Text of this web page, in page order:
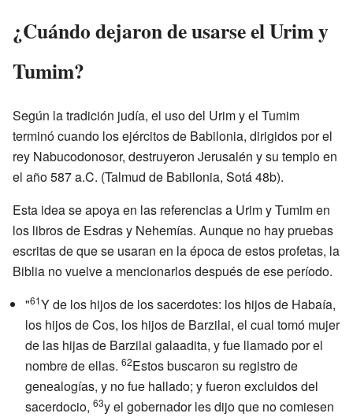
¿Cuándo dejaron de usarse el Urim y
Tumim?
Según la tradición judía, el uso del Urim y el Tumim
terminó cuando los ejércitos de Babilonia, dirigidos por el
rey Nabucodonosor, destruyeron Jerusalén y su templo en
el año 587 a.C. (Talmud de Babilonia, Sotá 48b).
Esta idea se apoya en las referencias a Urim y Tumim en
los libros de Esdras y Nehemías. Aunque no hay pruebas
escritas de que se usaran en la época de estos profetas, la
Biblia no vuelve a mencionarlos después de ese período.
"61Y de los hijos de los sacerdotes: los hijos de Habaía,
los hijos de Cos, los hijos de Barzilai, el cual tomó mujer
de las hijas de Barzilai galaadita, y fue llamado por el
nombre de ellas. 62Estos buscaron su registro de
genealogías, y no fue hallado; y fueron excluidos del
sacerdocio, 63y el gobernador les dijo que no comiesen